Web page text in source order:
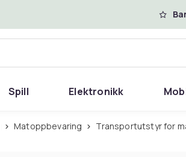
Spill Elektronikk
Matoppbevaring Transportutstyr for